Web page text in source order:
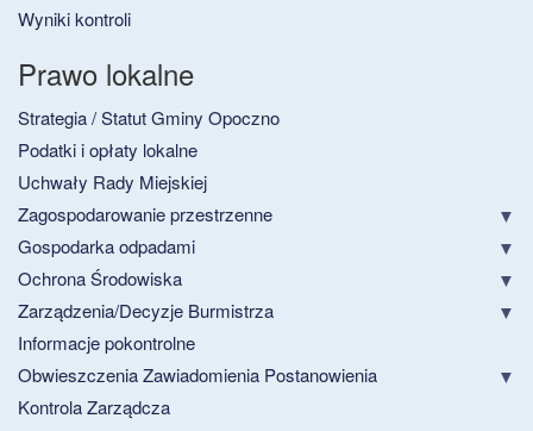
Wyniki kontroli
Prawo lokalne
Strategia / Statut Gminy Opoczno
Podatki i opłaty lokalne
Uchwały Rady Miejskiej
Zagospodarowanie przestrzenne
Gospodarka odpadami
Ochrona Środowiska
Zarządzenia/Decyzje Burmistrza
Informacje pokontrolne
Obwieszczenia Zawiadomienia Postanowienia
Kontrola Zarządcza